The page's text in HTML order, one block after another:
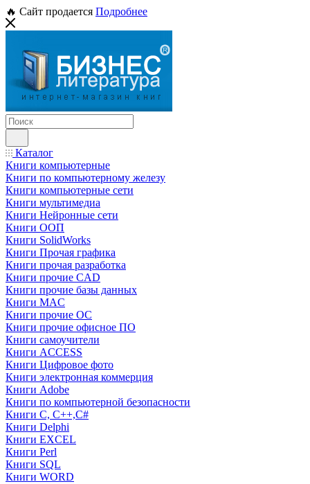
🔥 Сайт продается Подробнее
Каталог
Книги компьютерные
Книги по компьютерному железу
Книги компьютерные сети
Книги мультимедиа
Книги Нейронные сети
Книги ООП
Книги SolidWorks
Книги Прочая графика
Книги прочая разработка
Книги прочие CAD
Книги прочие базы данных
Книги MAC
Книги прочие ОС
Книги прочие офисное ПО
Книги самоучители
Книги ACCESS
Книги Цифровое фото
Книги электронная коммерция
Книги Adobe
Книги по компьютерной безопасности
Книги C, C++,С#
Книги Delphi
Книги EXCEL
Книги Perl
Книги SQL
Книги WORD